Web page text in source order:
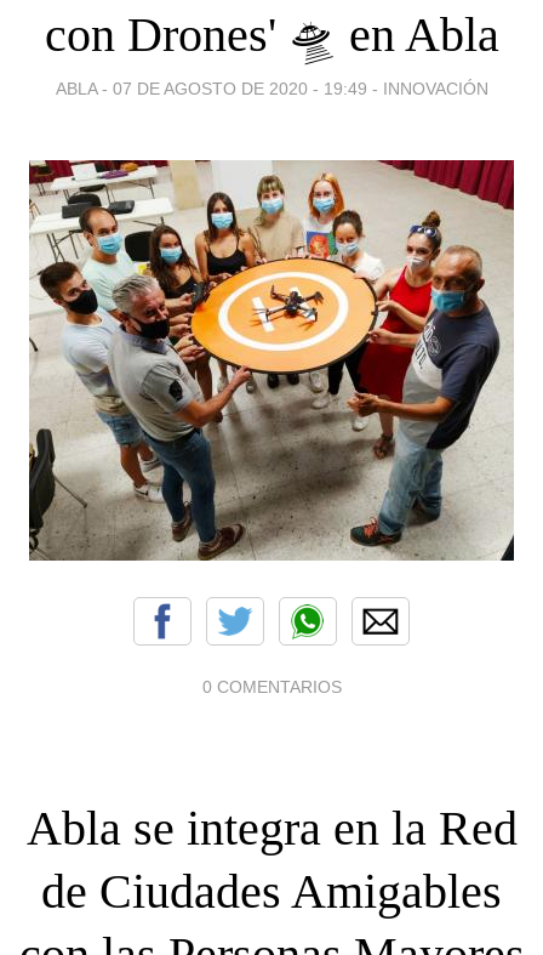
con Drones' 🛸 en Abla
ABLA - 07 DE AGOSTO DE 2020 - 19:49 - INNOVACIÓN
0 COMENTARIOS
Abla se integra en la Red
de Ciudades Amigables